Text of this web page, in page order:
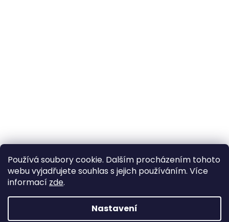
Používá soubory cookie. Dalším procházením tohoto
webu vyjadřujete souhlas s jejich používáním. Více
informací zde.
Nastavení
Vytvořil Shoptet